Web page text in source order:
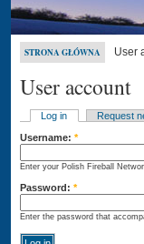
STRONA GŁÓWNA User
User account
Log in
Request
Username: *
Enter your Polish Fireball
Password: *
Enter the password that